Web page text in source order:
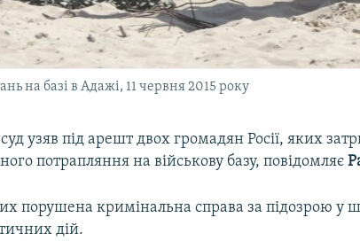
на базі в Адажі, 11 червня 2015 року
суд узяв під арешт двох громадян Росії, яких
потрапляння на військову базу, повідомляє
порушена кримінальна справа за підозрою у
дій.